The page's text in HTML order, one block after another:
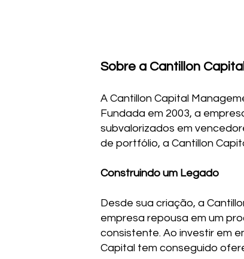
Sobre a Cantillon
A Cantillon Capital
Fundada em 2003, a
subvalorizados em
de portfólio, a Cantillon
Construindo um Legado
Desde sua criação, a
empresa repousa em um
consistente. Ao investir em
Capital tem conseguido